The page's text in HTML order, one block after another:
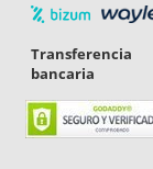
Transferencia
bancaria